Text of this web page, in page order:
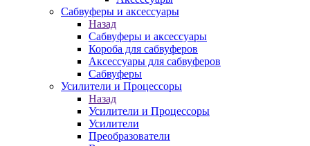
Сабвуферы и аксессуары
Назад
Сабвуферы и аксессуары
Короба для сабвуферов
Аксессуары для сабвуферов
Сабвуферы
Усилители и Процессоры
Назад
Усилители и Процессоры
Усилители
Преобразователи